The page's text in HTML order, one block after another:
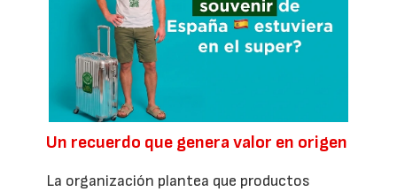
Un recuerdo que genera valor en origen
La organización plantea que productos